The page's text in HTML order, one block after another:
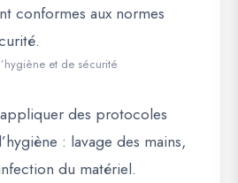
conformes aux normes
et de sécurité
des protocoles
: lavage des mains,
du matériel.